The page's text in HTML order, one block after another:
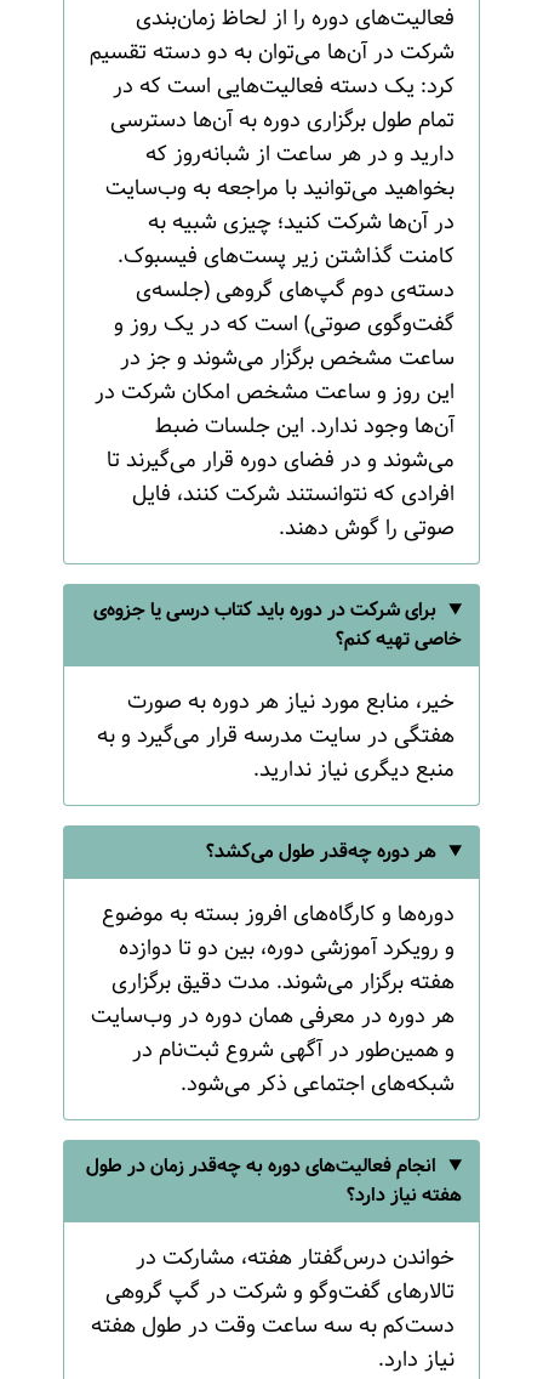
فعالیت‌های دوره را از لحاظ زمان‌بندی
شرکت در آن‌ها می‌توان به دو دسته تقسیم
کرد: یک دسته فعالیت‌هایی است که در
تمام طول برگزاری دوره به آن‌ها دسترسی
دارید و در هر ساعت از شبانه‌روز که
بخواهید می‌‌توانید با مراجعه به وب‌سایت
در آن‌ها شرکت کنید؛ چیزی شبیه به
کامنت گذاشتن زیر پست‌های فیسبوک.
دسته‌ی دوم گپ‌های گروهی (جلسه‌ی
گفت‌وگوی صوتی) است که در یک روز و
ساعت مشخص برگزار می‌شوند و جز در
این روز و ساعت مشخص امکان شرکت در
آن‌ها وجود ندارد. این جلسات ضبط
می‌شوند و در فضای دوره قرار می‌گیرند تا
افرادی که نتوانستند شرکت کنند، فایل
صوتی را گوش دهند.
برای شرکت در دوره باید کتاب درسی یا جزوه‌ی
خاصی تهیه کنم؟
خیر، منابع مورد نیاز هر دوره به صورت
هفتگی در سایت مدرسه قرار می‌گیرد و به
منبع دیگری نیاز ندارید.
هر دوره چه‌قدر طول می‌کشد؟
دوره‌ها و کارگاه‌های افروز بسته به موضوع
و رویکرد آموزشی دوره، بین دو تا دوازده
هفته برگزار می‌شوند. مدت دقیق برگزاری
هر دوره در معرفی همان دوره در وب‌سایت
و همین‌طور در آگهی شروع ثبت‌نام در
شبکه‌های اجتماعی ذکر می‌شود.
انجام فعالیت‌های دوره به چه‌قدر زمان در طول
هفته نیاز دارد؟
خواندن درس‌گفتار هفته، مشارکت در
تالارهای گفت‌وگو و شرکت در گپ گروهی
دست‌کم به سه ساعت وقت در طول هفته
نیاز دارد.